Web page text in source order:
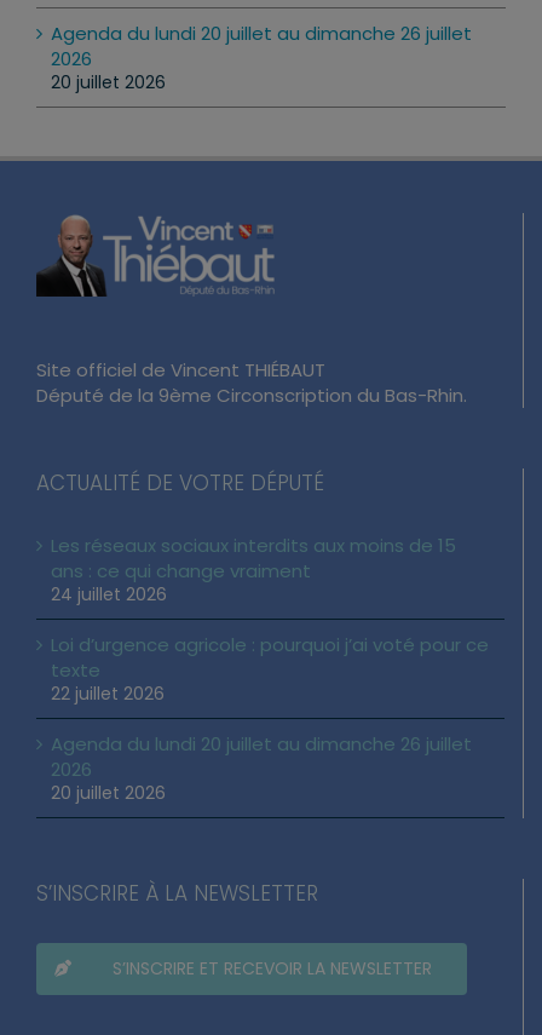
Agenda du lundi 20 juillet au dimanche 26 juillet
2026
20 juillet 2026
Site officiel de Vincent THIÉBAUT
Député de la 9ème Circonscription du Bas-Rhin.
ACTUALITÉ DE VOTRE DÉPUTÉ
Les réseaux sociaux interdits aux moins de 15
ans : ce qui change vraiment
24 juillet 2026
Loi d’urgence agricole : pourquoi j’ai voté pour ce
texte
22 juillet 2026
Agenda du lundi 20 juillet au dimanche 26 juillet
2026
20 juillet 2026
S’INSCRIRE À LA NEWSLETTER
S’INSCRIRE ET RECEVOIR LA NEWSLETTER